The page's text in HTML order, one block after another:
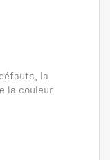
la
la couleur